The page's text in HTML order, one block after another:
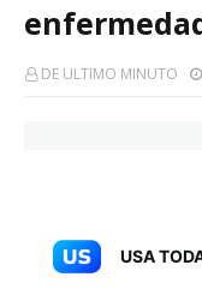
DE ULTIMO MINUTO
USA